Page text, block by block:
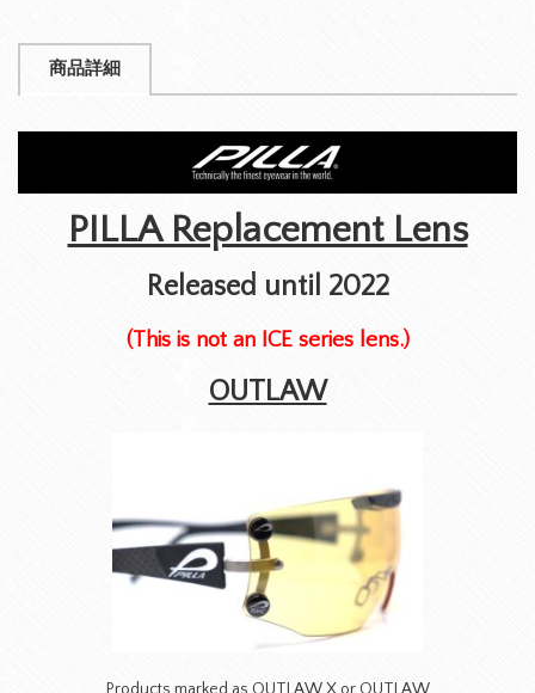
商品詳細
PILLA Replacement Lens
Released until 2022
(This is not an ICE series lens.)
OUTLAW